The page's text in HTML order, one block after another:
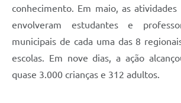
conhecimento. Em maio, as atividades
envolveram estudantes e
municipais de cada uma das 8
escolas. Em nove dias, a ação
quase 3.000 crianças e 312 adultos.